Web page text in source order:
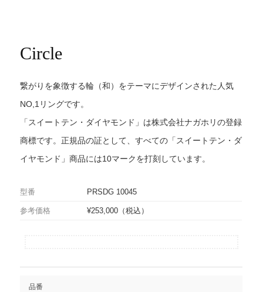
Circle
繋がりを象徴する輪（和）をテーマにデザインされた人気
NO,1リングです。
「スイートテン・ダイヤモンド」は株式会社ナガホリの登録
商標です。正規品の証として、すべての「スイートテン・ダ
イヤモンド」商品には10マークを打刻しています。
型番 PRSDG 10045
参考価格 ¥253,000（税込）
品番